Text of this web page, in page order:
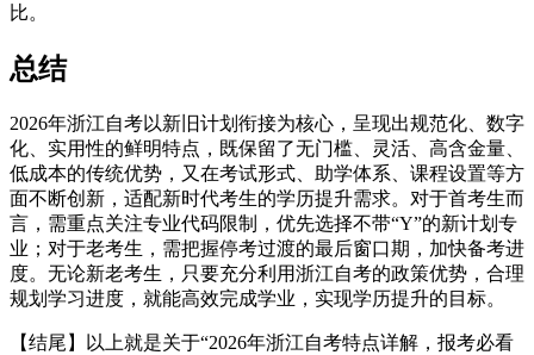
比。
总结
2026年浙江自考以新旧计划衔接为核心，呈现出规范化、数字
化、实用性的鲜明特点，既保留了无门槛、灵活、高含金量、
低成本的传统优势，又在考试形式、助学体系、课程设置等方
面不断创新，适配新时代考生的学历提升需求。对于首考生而
言，需重点关注专业代码限制，优先选择不带“Y”的新计划专
业；对于老考生，需把握停考过渡的最后窗口期，加快备考进
度。无论新老考生，只要充分利用浙江自考的政策优势，合理
规划学习进度，就能高效完成学业，实现学历提升的目标。
【结尾】以上就是关于“2026年浙江自考特点详解，报考必看